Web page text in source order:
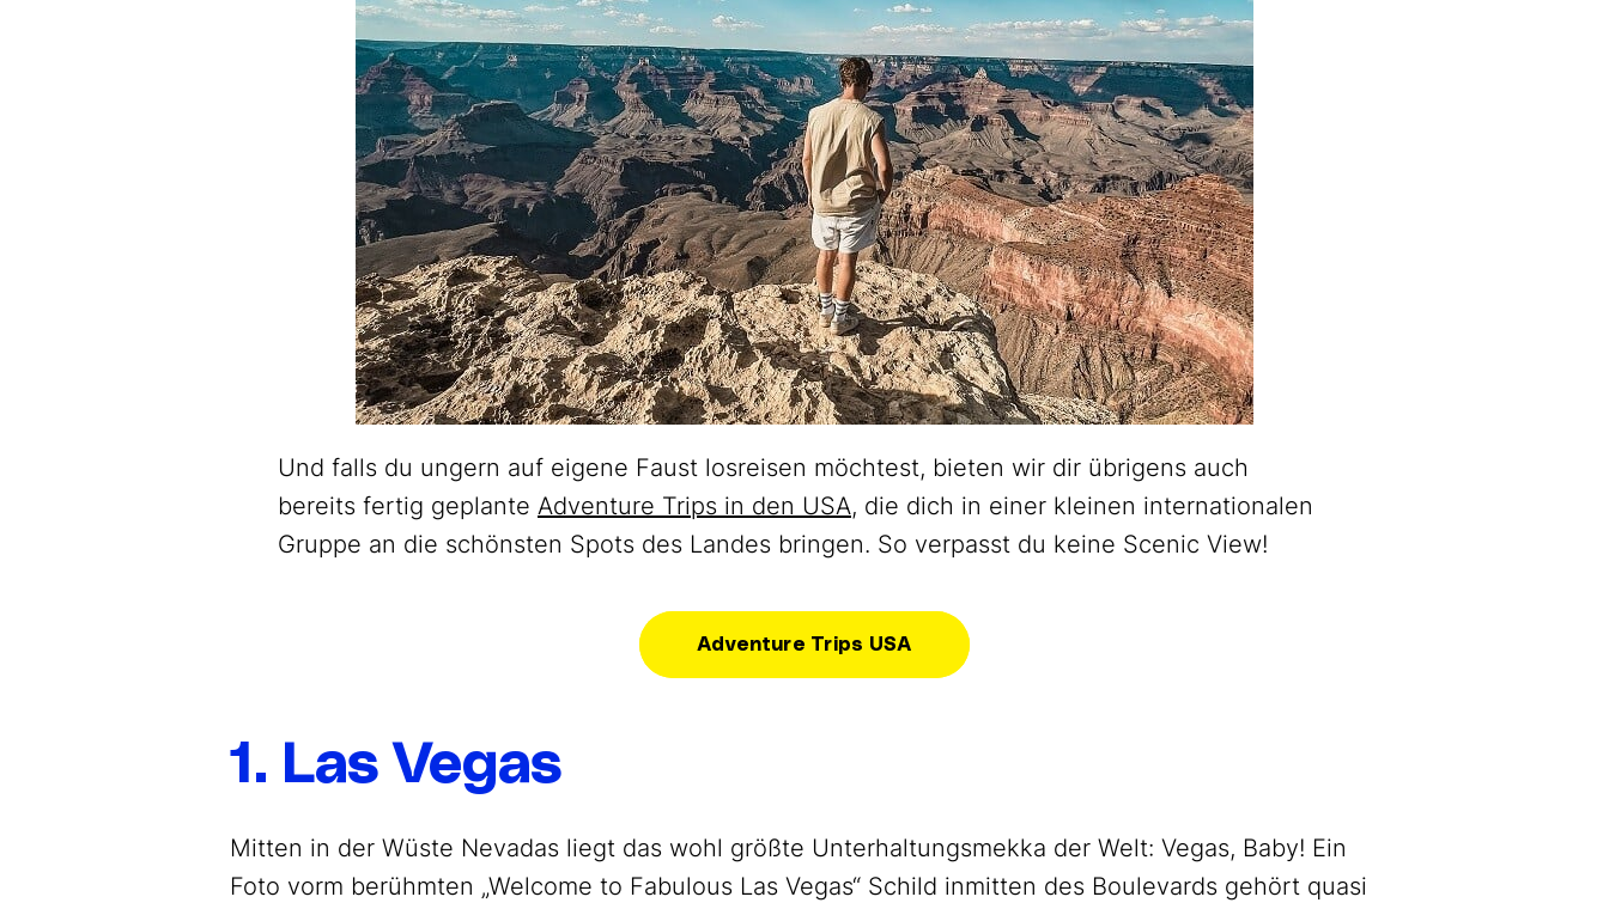
Und falls du ungern auf eigene Faust losreisen möchtest, bieten wir dir übrigens auch
bereits fertig geplante Adventure Trips in den USA, die dich in einer kleinen internationalen
Gruppe an die schönsten Spots des Landes bringen. So verpasst du keine Scenic View!
Adventure Trips USA
1. Las Vegas
Mitten in der Wüste Nevadas liegt das wohl größte Unterhaltungsmekka der Welt: Vegas, Baby! Ein
Foto vorm berühmten „Welcome to Fabulous Las Vegas“ Schild inmitten des Boulevards gehört quasi